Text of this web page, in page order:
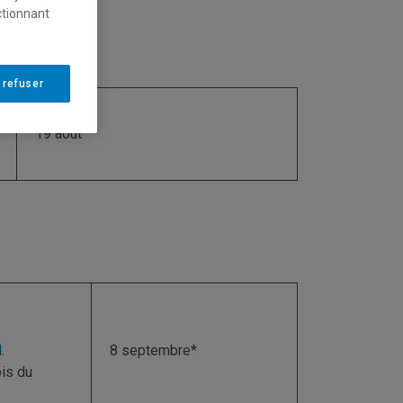
19 août
du
8 septembre*
refuser